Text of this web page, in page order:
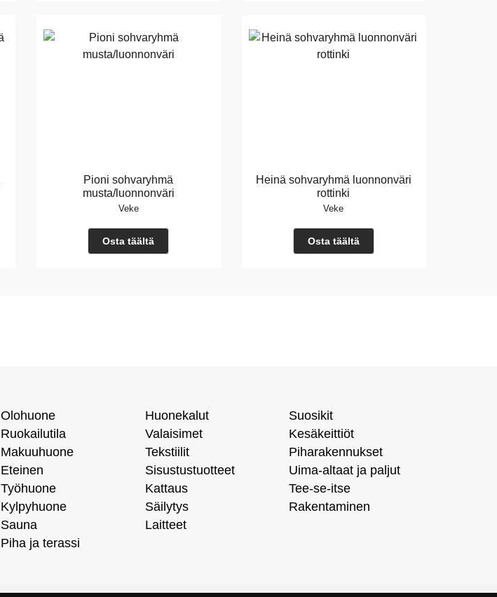
Pioni sohvaryhmä
musta/luonnonväri
Veke
Osta täältä
Heinä sohvaryhmä luonnonväri
rottinki
Veke
Osta täältä
Olohuone
Ruokailutila
Makuuhuone
Eteinen
Työhuone
Kylpyhuone
Sauna
Piha ja terassi
Huonekalut
Valaisimet
Tekstiilit
Sisustustuotteet
Kattaus
Säilytys
Laitteet
Suosikit
Kesäkeittiöt
Piharakennukset
Uima-altaat ja paljut
Tee-se-itse
Rakentaminen